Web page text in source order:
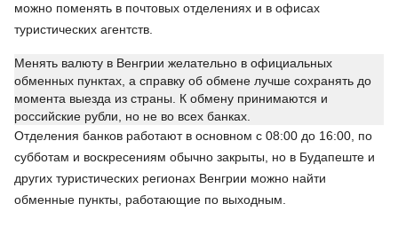
можно поменять в почтовых отделениях и в офисах
туристических агентств.
Менять валюту в Венгрии желательно в официальных
обменных пунктах, а справку об обмене лучше сохранять до
момента выезда из страны. К обмену принимаются и
российские рубли, но не во всех банках.
Отделения банков работают в основном с 08:00 до 16:00, по
субботам и воскресениям обычно закрыты, но в Будапеште и
других туристических регионах Венгрии можно найти
обменные пункты, работающие по выходным.